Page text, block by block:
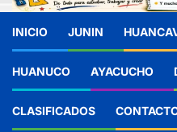
INICIO JUNIN
HUANUCO AYACUCHO
CLASIFICADOS